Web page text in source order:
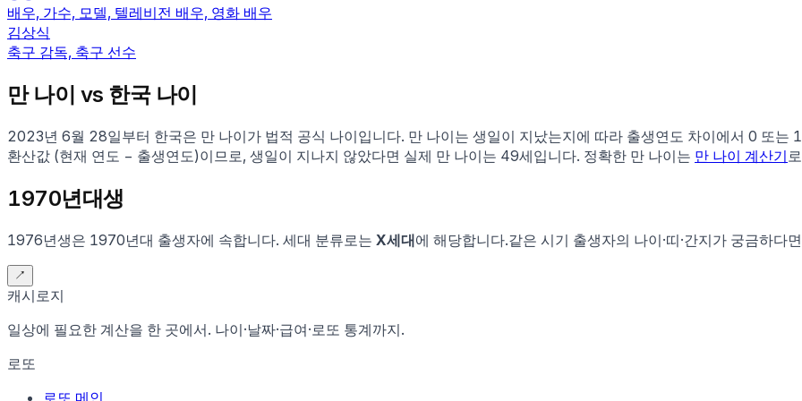
배우, 가수, 모델, 텔레비전 배우, 영화 배우
김상식
축구 감독, 축구 선수
만 나이 vs 한국 나이
2023년 6월 28일부터 한국은 만 나이가 법적 공식 나이입니다. 만 나이는 생일이 지났는지에 따라 출생연도 차이에서 0 또는
환산값 (현재 연도 − 출생연도)이므로, 생일이 지나지 않았다면 실제 만 나이는 49세입니다. 정확한 만 나이는 만 나이 계산기
1970년대생
1976년생은 1970년대 출생자에 속합니다. 세대 분류로는 X세대에 해당합니다.같은 시기 출생자의 나이·띠·간지가 궁금하다
↗
캐시로지
일상에 필요한 계산을 한 곳에서. 나이·날짜·급여·로또 통계까지.
로또
로또 메인